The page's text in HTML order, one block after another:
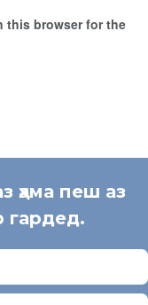
this browser for the
ҳама пеш аз
гардед.